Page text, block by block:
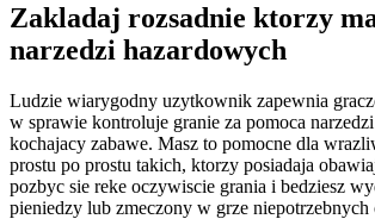
Zakladaj rozsadnie ktorzy
narzedzi hazardowych
Ludzie wiarygodny uzytkownik zapewnia
w sprawie kontroluje granie za pomoca
kochajacy zabawe. Masz to pomocne dla
prostu po prostu takich, ktorzy posiadaja
pozbyc sie reke oczywiscie grania i bedziesz
pieniedzy lub zmeczony w grze niepotrzebnych